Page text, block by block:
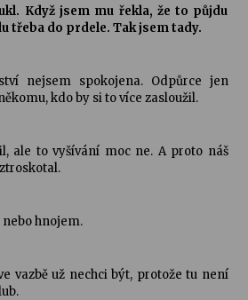
Když jsem mu řekla, že to půjdu
třeba do prdele. Tak jsem tady.
nejsem spokojena. Odpůrce jen
kdo by si to více zasloužil.
ale to vyšívání moc ne. A proto náš
hnojem.
vazbě už nechci být, protože tu není